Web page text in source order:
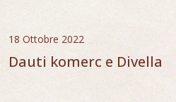
18 Ottobre 2022
Dauti komerc e Divella